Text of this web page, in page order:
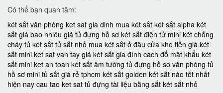
Có thể bạn quan tâm:
két sắt văn phòng ket sat gia dinh mua két sắt két sắt alpha két
sắt giá bao nhiêu giá tủ đựng hồ sơ két sắt điện tử mini két chống
cháy tủ két sắt tủ sắt nhỏ mua két sắt ở đâu cửa kho tiền giá két
sắt mini ket sat van tay giá két sắt gia đình cách đổ mật khẩu két
sắt mini ket an toan két sắt âm tường tủ đựng hồ sơ văn phòng tủ
hồ sơ mini tủ sắt giá rẻ tphcm két sắt golden két sắt nào tốt nhất
hiện nay cau tao ket sat tủ đựng tài liệu bằng sắt két sắt nhỏ